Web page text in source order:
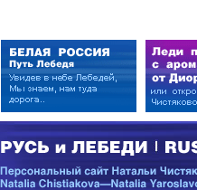
РУСЬ и ЛЕБЕДИ | RUSI — LEBEDI